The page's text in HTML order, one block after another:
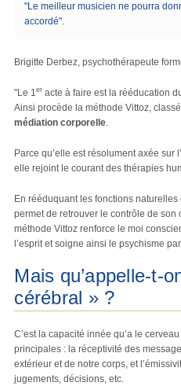
"Le meilleur musicien ne pourra
accordé".
Brigitte Derbez, psychothérapeute
"Le 1er acte à faire est la rééducation
Ainsi procède la méthode Vittoz,
médiation corporelle
Parce qu’elle est résolument axée sur
elle rejoint le courant des thérapies
En rééduquant les fonctions
permet de retrouver le contrôle de son
méthode Vittoz renforce le moi
l’esprit et soigne ainsi le psychisme
Mais qu’appelle-t-
cérébral » ?
C’est la capacité innée qu’a le
principales : la réceptivité des
extérieur et de notre corps, et
jugements, décisions, etc.